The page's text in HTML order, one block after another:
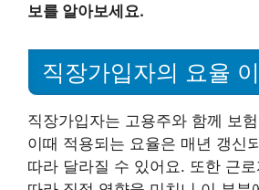
보를 알아보세요.
직장가입자의 요율
직장가입자는 고용주와 함께 보
이때 적용되는 요율은 매년 갱신
따라 달라질 수 있어요. 또한 근